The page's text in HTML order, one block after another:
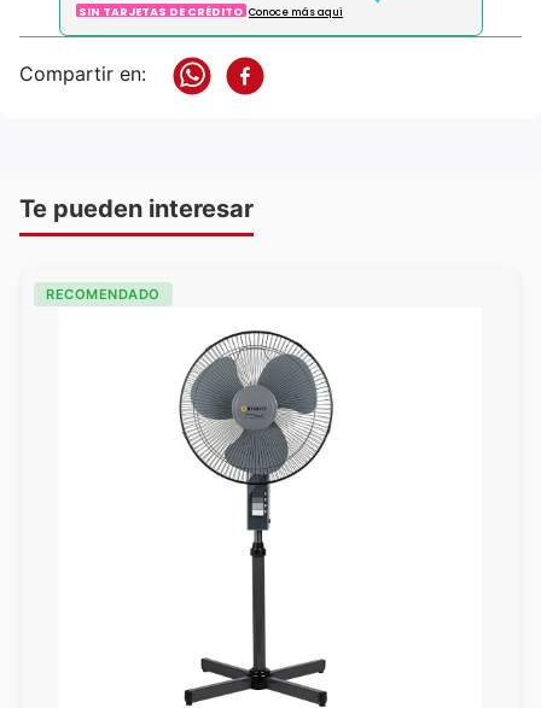
SIN TARJETAS DE CRÉDITO Conoce más aqui
Te pueden interesar
RECOMENDADO